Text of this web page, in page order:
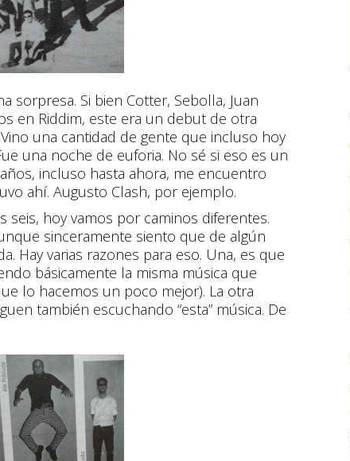
sorpresa. Si bien Cotter, Sebolla, Juan
en Riddim, este era un debut de otra
una cantidad de gente que incluso hoy
una noche de euforia. No sé si eso es un
incluso hasta ahora, me encuentro
ahí. Augusto Clash, por ejemplo.
hoy vamos por caminos diferentes.
sinceramente siento que de algún
Hay varias razones para eso. Una, es que
básicamente la misma música que
lo hacemos un poco mejor). La otra
también escuchando “esta” música. De